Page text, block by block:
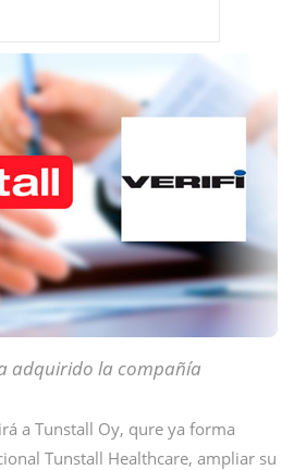
adquirido la compañía
a Tunstall Oy, qure ya forma
Tunstall Healthcare, ampliar su